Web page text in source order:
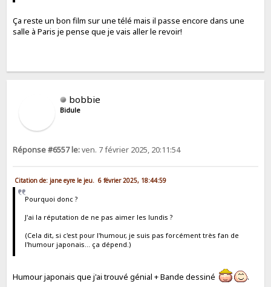
Ça reste un bon film sur une télé mais il passe encore dans une
salle à Paris je pense que je vais aller le revoir!
bobbie
Bidule
Réponse #6557 le:ven. 7 février 2025, 20:11:54
Citation de: jane eyre le jeu. 6 février 2025, 18:44:59
Pourquoi donc ?
J'ai la réputation de ne pas aimer les lundis ?
(Cela dit, si c'est pour l'humour, je suis pas forcément très fan de
l'humour japonais... ça dépend.)
Humour japonais que j'ai trouvé génial + Bande dessiné .